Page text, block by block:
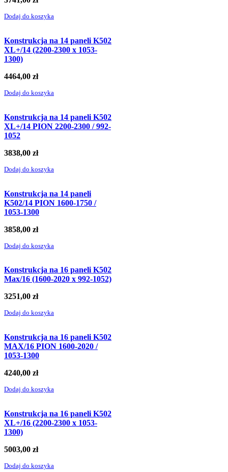
Dodaj do koszyka
Konstrukcja na 14 paneli K502
XL+/14 (2200-2300 x 1053-
1300)
4464,00 zł
Dodaj do koszyka
Konstrukcja na 14 paneli K502
XL+/14 PION 2200-2300 / 992-
1052
3838,00 zł
Dodaj do koszyka
Konstrukcja na 14 paneli
K502/14 PION 1600-1750 /
1053-1300
3858,00 zł
Dodaj do koszyka
Konstrukcja na 16 paneli K502
Max/16 (1600-2020 x 992-1052)
3251,00 zł
Dodaj do koszyka
Konstrukcja na 16 paneli K502
MAX/16 PION 1600-2020 /
1053-1300
4240,00 zł
Dodaj do koszyka
Konstrukcja na 16 paneli K502
XL+/16 (2200-2300 x 1053-
1300)
5003,00 zł
Dodaj do koszyka